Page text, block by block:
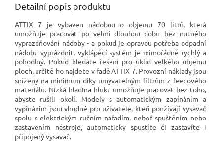
Detailní popis produktu
ATTIX 7 je vybaven nádobou o objemu 70 litrů, která
umožňuje pracovat po velmi dlouhou dobu bez nutného
vyprazdňování nádoby - a pokud je opravdu potřeba odpadní
nádobu vyprázdnit, vyklápěcí systém je mimořádně rychlý a
pohodlný. Pokud hledáte řešení pro úklid velkého objemu
ploch, určitě ho najdete v řadě ATTIX 7. Provozní náklady jsou
sníženy na minimum díky umývatelným filtrům z feecového
materiálu. Nízká hladina hluku umožňuje pracovat bez toho,
abyste rušili okolí. Modely s automatickým zapínáním a
vypínáním jsou vhodné pro uživatele, kteří používají vysavač
spolu s elektrickým ručním nářadím, neboť spuštěním nebo
zastavením nástroje, automaticky spustíte či zastavíte i
připojený vysavač.